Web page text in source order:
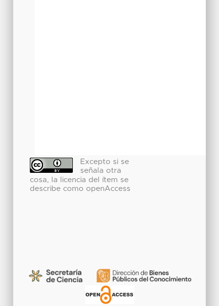
Excepto si se
señala otra
cosa, la licencia del ítem se
describe como openAccess